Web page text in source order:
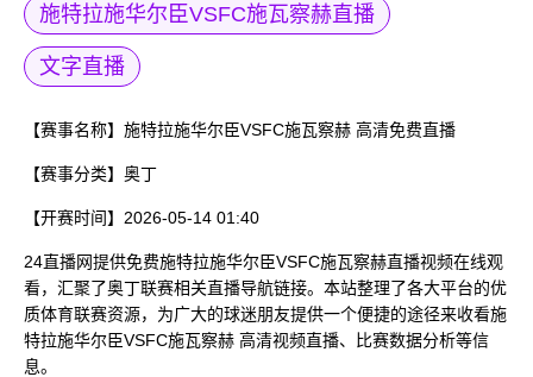
施特拉施华尔臣VSFC施瓦察赫直播
文字直播
【赛事名称】 施特拉施华尔臣VSFC施瓦察赫 高清免费直播
【赛事分类】 奥丁
【开赛时间】 2026-05-14 01:40
24直播网提供免费施特拉施华尔臣VSFC施瓦察赫直播视频在线观
看，汇聚了奥丁联赛相关直播导航链接。本站整理了各大平台的优
质体育联赛资源，为广大的球迷朋友提供一个便捷的途径来收看施
特拉施华尔臣VSFC施瓦察赫 高清视频直播、比赛数据分析等信
息。